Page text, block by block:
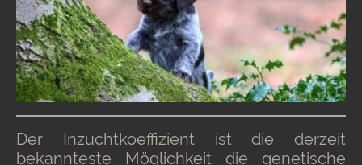
Der Inzuchtkoeffizient ist die derzeit
bekannteste Möglichkeit die genetische